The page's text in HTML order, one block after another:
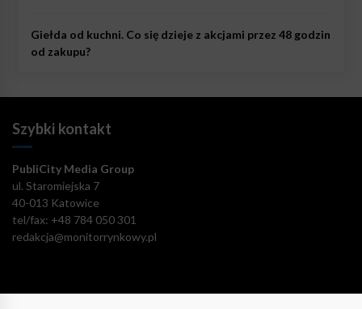
Giełda od kuchni. Co się dzieje z akcjami przez 48 godzin
od zakupu?
Szybki kontakt
PubliCity Media Group
ul. Staromiejska 7
40-013 Katowice
tel/fax: +48 784 050 301
redakcja@monitorrynkowy.pl